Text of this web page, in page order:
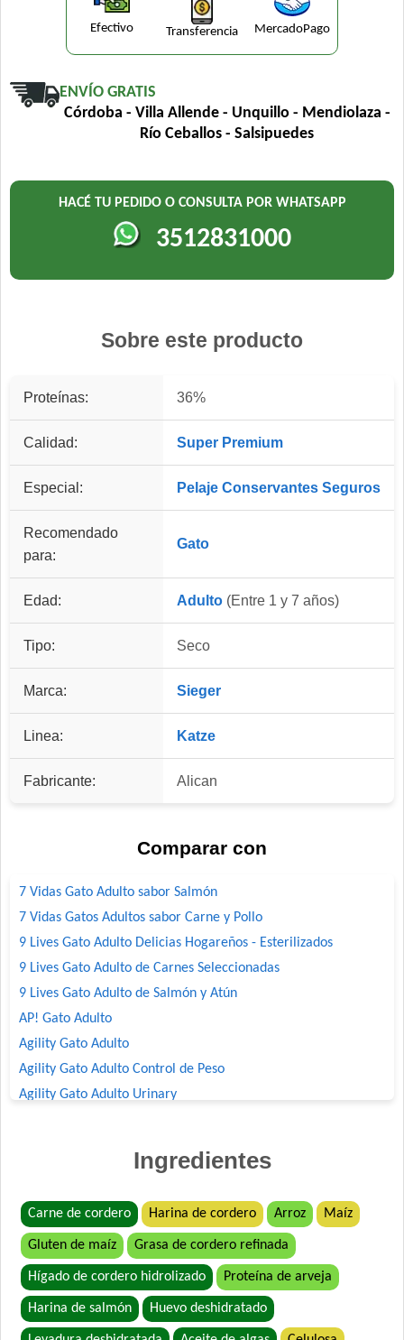
Efectivo Transferencia MercadoPago
ENVÍO GRATIS
Córdoba - Villa Allende - Unquillo - Mendiolaza -
Río Ceballos - Salsipuedes
HACÉ TU PEDIDO O CONSULTA POR WHATSAPP
3512831000
Sobre este producto
Proteínas: 36%
Calidad: Super Premium
Especial: Pelaje Conservantes Seguros
Recomendado
para:
Gato
Edad: Adulto (Entre 1 y 7 años)
Tipo: Seco
Marca: Sieger
Linea: Katze
Fabricante: Alican
Comparar con
7 Vidas Gato Adulto sabor Salmón
7 Vidas Gatos Adultos sabor Carne y Pollo
9 Lives Gato Adulto Delicias Hogareños - Esterilizados
9 Lives Gato Adulto de Carnes Seleccionadas
9 Lives Gato Adulto de Salmón y Atún
AP! Gato Adulto
Agility Gato Adulto
Agility Gato Adulto Control de Peso
Agility Gato Adulto Urinary
Bonelo Gato Adulto
Bonelo Gato Adulto
Brio Gato Adulto
Capitán Gato Adulto
Cari Amici Gato Adulto Sabor Carne, Pollo y Atún
Ingredientes
Carne de cordero Harina de cordero Arroz Maíz
Gluten de maíz Grasa de cordero refinada
Hígado de cordero hidrolizado Proteína de arveja
Harina de salmón Huevo deshidratado